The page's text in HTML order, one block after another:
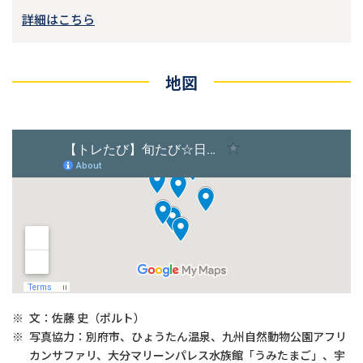
詳細はこちら
地図
※ 文：佐藤 史（ポルト）
※ 写真協力：別府市、ひょうたん温泉、九州自然動物公園アフリ
カンサファリ、大分マリーンパレス水族館「うみたまご」、宇